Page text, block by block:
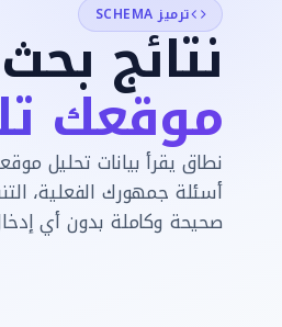
ترميز SCHEMA
نتائج
موقعك
نطاق يقرأ بيانات تحليل
صحيحة وكاملة بدون أي